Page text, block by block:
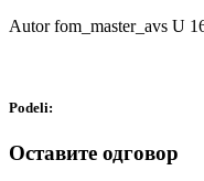
Autor fom_master_avs U
Podeli:
Оставите одговор